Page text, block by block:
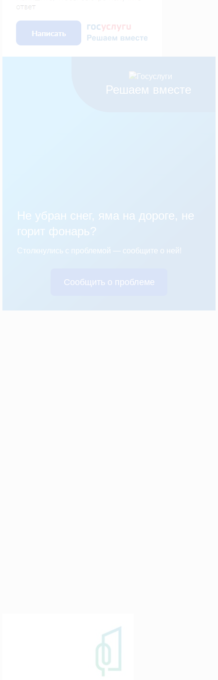
Решаем вместе
Не убран снег, яма на дороге, не
горит фонарь?
Столкнулись с проблемой — сообщите о ней!
Сообщить о проблеме